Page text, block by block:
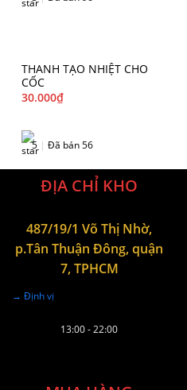
THANH TẠO NHIỆT CHO
CỐC
30.000₫
5 | Đã bán 56
ĐỊA CHỈ KHO
487/19/1 Võ Thị Nhờ,
p.Tân Thuận Đông, quận
7, TPHCM
→ Định vị
13:00 - 22:00